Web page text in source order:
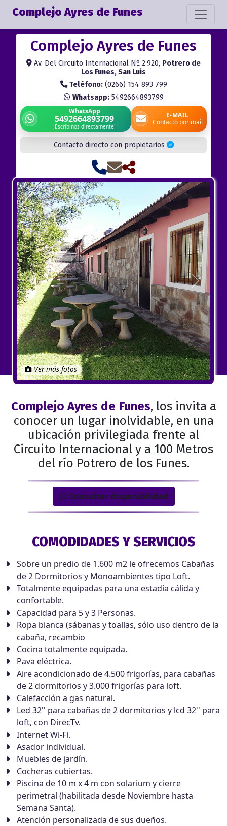
Complejo Ayres de Funes
Complejo Ayres de Funes
Av. Del Circuito Internacional Nº 2.920, Potrero de
Los Funes, San Luis
Teléfono:(0266) 154 893 799
Whatsapp:5492664893799
WhatsApp
5492664893799
¡Escribinos directamente!
E-MAIL
Contacto por mail
Contacto directo con propietarios
Anterior Próximo
Ver más fotos
Complejo Ayres de Funes, los invita a
conocer un lugar inolvidable, en una
ubicación privilegiada frente al
Circuito Internacional y a 100 Metros
del río Potrero de los Funes.
Consultar disponibilidad
COMODIDADES Y SERVICIOS
Sobre un predio de 1.600 m2 le ofrecemos Cabañas
de 2 Dormitorios y Monoambientes tipo Loft.
Totalmente equipadas para una estadía cálida y
confortable.
Capacidad para 5 y 3 Personas.
Ropa blanca (sábanas y toallas, sólo uso dentro de la
cabaña, recambio
Cocina totalmente equipada.
Pava eléctrica.
Aire acondicionado de 4.500 frigorías, para cabañas
de 2 dormitorios y 3.000 frigorías para loft.
Calefacción a gas natural.
Led 32'' para cabañas de 2 dormitorios y lcd 32'' para
loft, con DirecTv.
Internet Wi-Fi.
Asador individual.
Muebles de jardín.
Cocheras cubiertas.
Piscina de 10 m x 4 m con solarium y cierre
perimetral (habilitada desde Noviembre hasta
Semana Santa).
Atención personalizada de sus dueños.